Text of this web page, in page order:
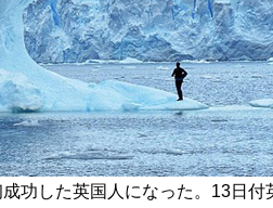
功した英国人になった。13日付